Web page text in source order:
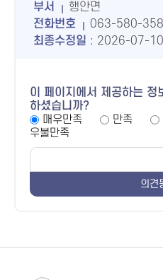
부서
행안면
전화번호
063-580-
최종수정일 : 2026-07-10
이 페이지에서 제공하는 정
하셨습니까?
매우만족
만족
우불만족